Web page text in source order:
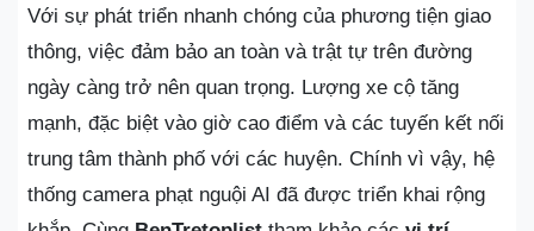
Với sự phát triển nhanh chóng của phương tiện giao
thông, việc đảm bảo an toàn và trật tự trên đường
ngày càng trở nên quan trọng. Lượng xe cộ tăng
mạnh, đặc biệt vào giờ cao điểm và các tuyến kết nối
trung tâm thành phố với các huyện. Chính vì vậy, hệ
thống camera phạt nguội AI đã được triển khai rộng